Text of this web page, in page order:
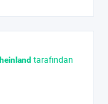
tarafından